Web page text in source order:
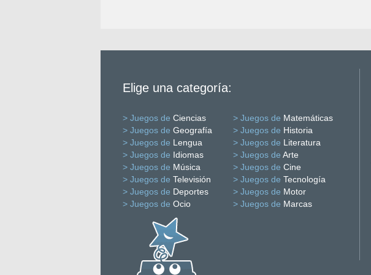
Elige una categoría:
> Juegos de Ciencias > Juegos de Matemáticas
> Juegos de Geografía > Juegos de Historia
> Juegos de Lengua > Juegos de Literatura
> Juegos de Idiomas > Juegos de Arte
> Juegos de Música > Juegos de Cine
> Juegos de Televisión > Juegos de Tecnología
> Juegos de Deportes > Juegos de Motor
> Juegos de Ocio > Juegos de Marcas